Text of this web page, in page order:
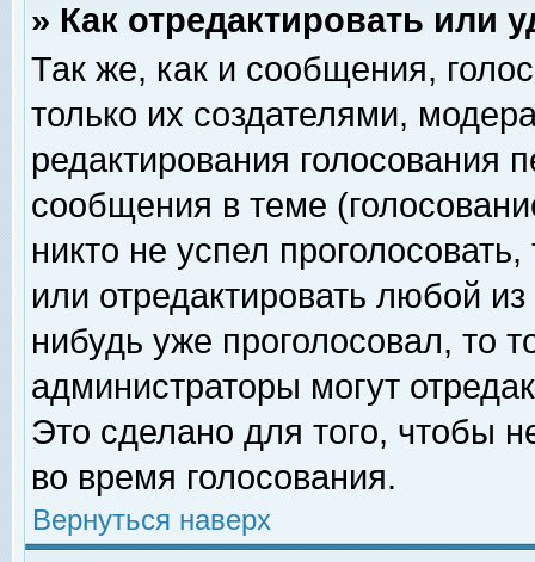
» Как отредактировать или
Так же, как и сообщения,
только их создателями,
редактирования голосования
сообщения в теме
никто не успел
или отредактировать любой
нибудь уже проголосовал, то
администраторы могут
Это сделано для того, чтобы
во время голосования.
Вернуться наверх